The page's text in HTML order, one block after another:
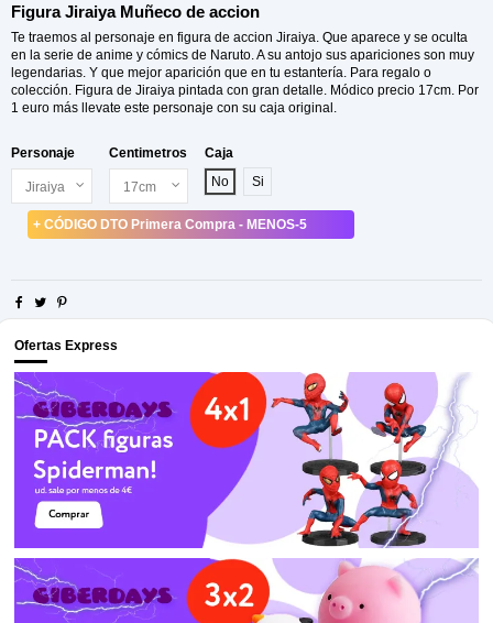
Figura Jiraiya Muñeco de accion
Te traemos al personaje en figura de accion Jiraiya. Que aparece y se oculta
en la serie de anime y cómics de Naruto. A su antojo sus apariciones son muy
legendarias. Y que mejor aparición que en tu estantería. Para regalo o
colección. Figura de Jiraiya pintada con gran detalle. Módico precio 17cm. Por
1 euro más llevate este personaje con su caja original.
Personaje Centimetros
Caja
No
Si
+ CÓDIGO DTO Primera Compra - MENOS-5
Ofertas Express